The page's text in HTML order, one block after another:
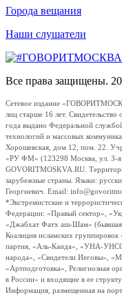
Города вещания
Наши слушатели
Все права защищены.
Сетевое издание
лиц старше 16 лет.
года выдано Федеральной
технологий и массовых
Хорошевская, дом 12, пом. 22.
«РУ ФМ» (123298 Москва, ул. 3-я
GOVORITMOSKVA.RU.
зарубежные страны. Языки:
Георгиевич. Email:
*Экстремистские и
Федерации: «Правый сектор»,
«Джабхат Фатх аш-Шам» (бывшая
Коалиция исламских
партия, «Аль-Каида», «УНА-
народа», «Свидетели Иеговы»,
«Артподготовка», Религиозная
в России» и входящие в ее
Информация, размещенная на